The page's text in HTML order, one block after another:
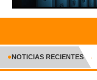
INICIO
CRÓNICA
●NOTICIAS RECIENTES